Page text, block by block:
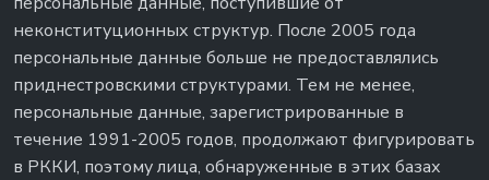
неконституционных структур. После 2005 года
персональные данные больше не предоставлялись
приднестровскими структурами. Тем не менее,
персональные данные, зарегистрированные в
течение 1991-2005 годов, продолжают фигурировать
в РККИ, поэтому лица, обнаруженные в этих базах